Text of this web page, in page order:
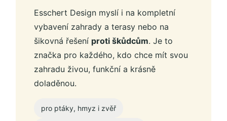
Esschert Design myslí i na kompletní
vybavení zahrady a terasy nebo na
šikovná řešení proti škůdcům. Je to
značka pro každého, kdo chce mít svou
zahradu živou, funkční a krásně
doladěnou.
pro ptáky, hmyz i zvěř